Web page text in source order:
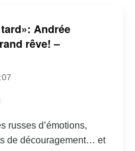
Andrée
rêve! –
russes d’émotions,
de découragement… et